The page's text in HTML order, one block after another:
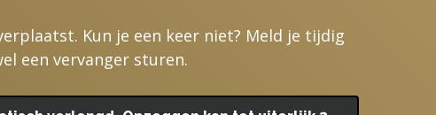
Kun je een keer niet? Meld je tijdig
een vervanger sturen.